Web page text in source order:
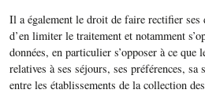
Il a également le droit de faire rectifier ses
d’en limiter le traitement et notamment
données, en particulier s’opposer à ce que
relatives à ses séjours, ses préférences, sa
entre les établissements de la collection